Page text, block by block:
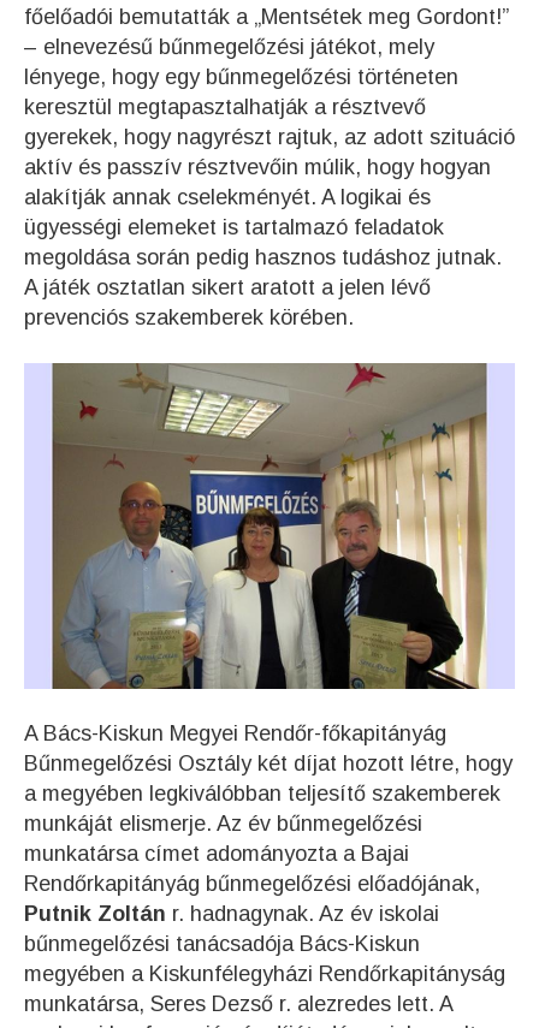
főelőadói bemutatták a „Mentsétek meg Gordont!”
– elnevezésű bűnmegelőzési játékot, mely
lényege, hogy egy bűnmegelőzési történeten
keresztül megtapasztalhatják a résztvevő
gyerekek, hogy nagyrészt rajtuk, az adott szituáció
aktív és passzív résztvevőin múlik, hogy hogyan
alakítják annak cselekményét. A logikai és
ügyességi elemeket is tartalmazó feladatok
megoldása során pedig hasznos tudáshoz jutnak.
A játék osztatlan sikert aratott a jelen lévő
prevenciós szakemberek körében.
A Bács-Kiskun Megyei Rendőr-főkapitányág
Bűnmegelőzési Osztály két díjat hozott létre, hogy
a megyében legkiválóbban teljesítő szakemberek
munkáját elismerje. Az év bűnmegelőzési
munkatársa címet adományozta a Bajai
Rendőrkapitányág bűnmegelőzési előadójának,
Putnik Zoltán r. hadnagynak. Az év iskolai
bűnmegelőzési tanácsadója Bács-Kiskun
megyében a Kiskunfélegyházi Rendőrkapitányság
munkatársa, Seres Dezső r. alezredes lett. A